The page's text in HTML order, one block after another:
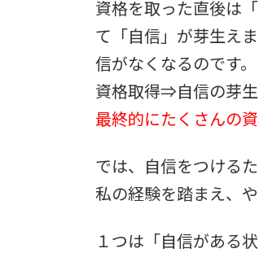
資格を取った直後は
て「自信」が芽生え
信がなくなるのです。
資格取得⇒自信の芽
最終的にたくさんの
では、自信をつける
私の経験を踏まえ、
１つは「自信がある